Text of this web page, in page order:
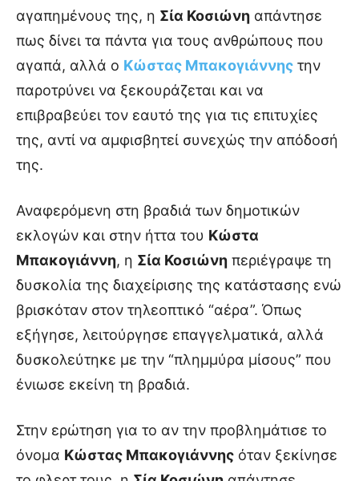
αγαπημένους της, η Σία Κοσιώνη απάντησε
πως δίνει τα πάντα για τους ανθρώπους που
αγαπά, αλλά ο Κώστας Μπακογιάννης την
παροτρύνει να ξεκουράζεται και να
επιβραβεύει τον εαυτό της για τις επιτυχίες
της, αντί να αμφισβητεί συνεχώς την απόδοσή
της.
Αναφερόμενη στη βραδιά των δημοτικών
εκλογών και στην ήττα του Κώστα
Μπακογιάννη, η Σία Κοσιώνη περιέγραψε τη
δυσκολία της διαχείρισης της κατάστασης ενώ
βρισκόταν στον τηλεοπτικό “αέρα”. Όπως
εξήγησε, λειτούργησε επαγγελματικά, αλλά
δυσκολεύτηκε με την “πλημμύρα μίσους” που
ένιωσε εκείνη τη βραδιά.
Στην ερώτηση για το αν την προβλημάτισε το
όνομα Κώστας Μπακογιάννης όταν ξεκίνησε